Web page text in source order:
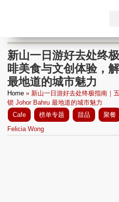
新山一日游好去处终
啡美食与文创体验，
最地道的城市魅力
Home » 新山一日游好去处终极指南｜
锁 Johor Bahru 最地道的城市魅力
Cafe
榜单专题 甜品 聚餐
Felicia Wong